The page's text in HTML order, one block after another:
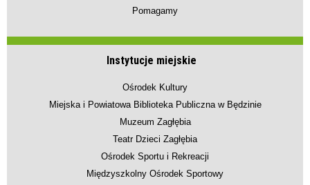
Pomagamy
Instytucje miejskie
Ośrodek Kultury
Miejska i Powiatowa Biblioteka Publiczna w Będzinie
Muzeum Zagłębia
Teatr Dzieci Zagłębia
Ośrodek Sportu i Rekreacji
Międzyszkolny Ośrodek Sportowy